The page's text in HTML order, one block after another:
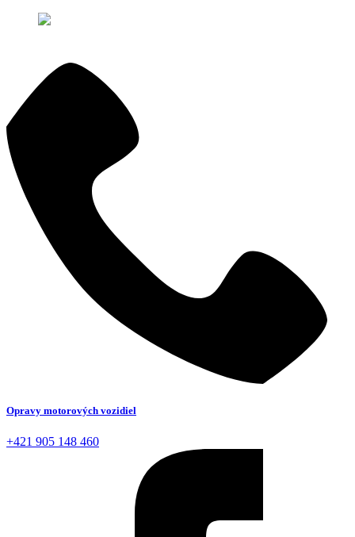
Opravy motorových vozidiel
+421 905 148 460